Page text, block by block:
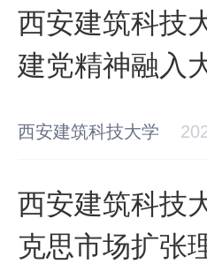
西安建筑科技
建党精神融入
西安建筑科技大学
西安建筑科技
克思市场扩张